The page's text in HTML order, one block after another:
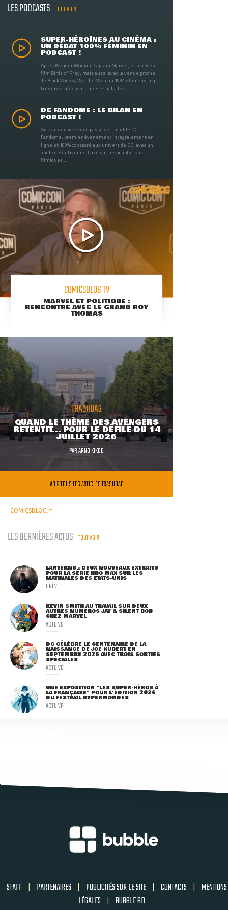
LES PODCASTS TOUT VOIR
SUPER-HÉROÏNES AU CINÉMA :
UN DÉBAT 100% FÉMININ EN
PODCAST !
Après Wonder Woman, Captain Marvel, et le récent
film Birds of Prey, mais aussi avec la venue proche
de Black Widow, Wonder Woman 1984 et un casting
très diversifié pour The Eternals, les ...
DC FANDOME : LE BILAN EN
PODCAST !
Au cours du weekend passé se tenait le DC
Fandome, premier évènement intégralement en
ligne et 100% consacré aux univers de DC, avec un
angle définitivement axé sur les adaptations
filmiques ...
COMICSBLOG TV
MARVEL ET POLITIQUE :
RENCONTRE AVEC LE GRAND ROY
THOMAS
TRASHBAG
QUAND LE THÈME DES AVENGERS
RETENTIT... POUR LE DÉFILÉ DU 14
JUILLET 2026
PARARNO KIKOO
VOIR TOUS LES ARTICLES TRASHBAG
COMICSBLOG.fr
LES DERNIÈRES ACTUS TOUT VOIR
LANTERNS : DEUX NOUVEAUX EXTRAITS
POUR LA SÉRIE HBO MAX SUR LES
MATINALES DES ETATS-UNIS
BRÈVE
KEVIN SMITH AU TRAVAIL SUR DEUX
AUTRES NUMÉROS JAY & SILENT BOB
CHEZ MARVEL
ACTU VO
DC CÉLÈBRE LE CENTENAIRE DE LA
NAISSANCE DE JOE KUBERT EN
SEPTEMBRE 2026 AVEC TROIS SORTIES
SPÉCIALES
ACTU VO
UNE EXPOSITION "LES SUPER-HÉROS À
LA FRANÇAISE" POUR L'ÉDITION 2026
DU FESTIVAL HYPERMONDES
ACTU VF
STAFF | PARTENAIRES | PUBLICITÉS SUR LE SITE | CONTACTS | MENTIONS
LÉGALES | BUBBLE BD